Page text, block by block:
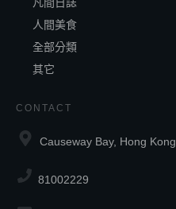
人間美食
全部分類
其它
CONTACT
Causeway Bay, Hong Kong
81002229